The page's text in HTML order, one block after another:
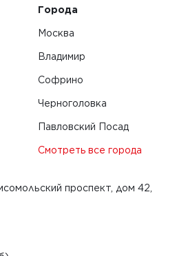
Города
Москва
Владимир
Софрино
Черноголовка
Павловский Посад
Смотреть все города
проспект, дом 42,